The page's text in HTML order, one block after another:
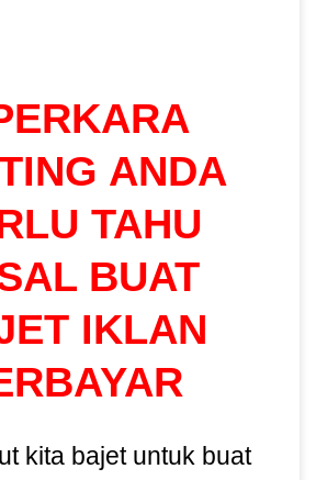
ANDA
TAHU
BUAT
IKLAN
kita bajet untuk buat